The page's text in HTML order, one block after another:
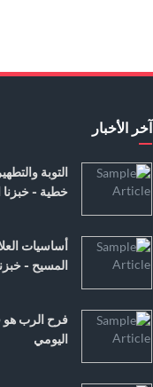
آخر الأخبار
التوبة
خطية - خبزنا
أساسيات
المسيح -
فرح الرب هو
اليومي